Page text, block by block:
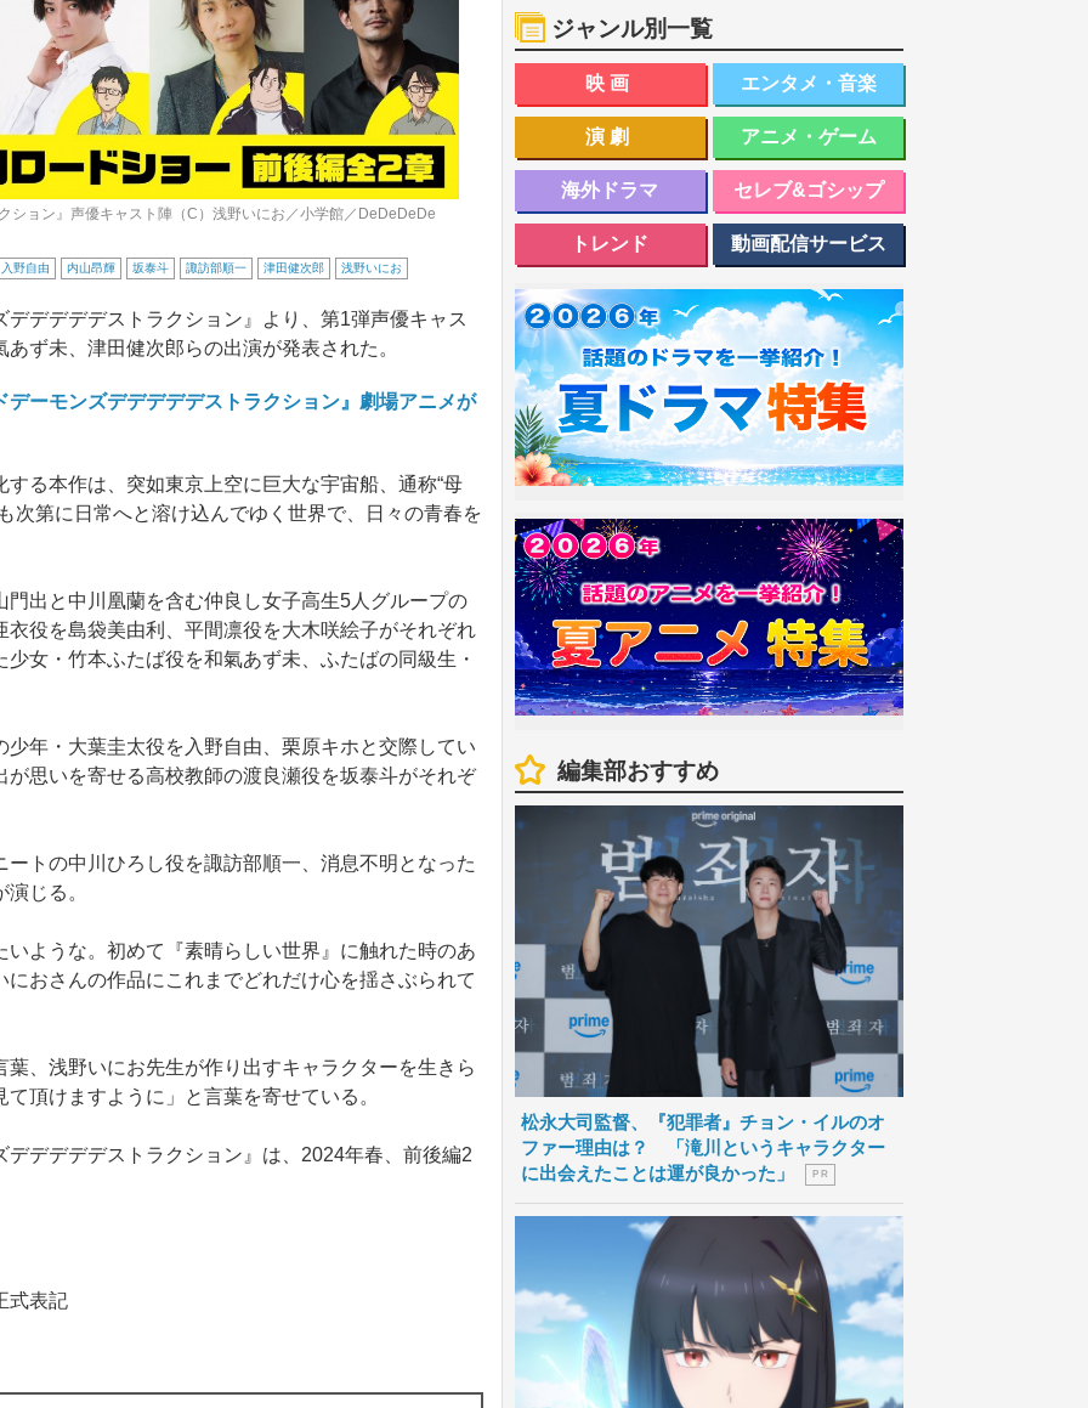
ション』声優キャスト陣（C）浅野いにお／小学館／DeDeDeDe
入野自由 内山昂輝 坂泰斗 諏訪部順一 津田健次郎 浅野いにお
デデデデストラクション』より、第1弾声優キャス
ず未、津田健次郎らの出演が発表された。
ーモンズデデデデデストラクション』劇場アニメが
る本作は、突如東京上空に巨大な宇宙船、通称“母
次第に日常へと溶け込んでゆく世界で、日々の青春を
出と中川凰蘭を含む仲良し女子高生5人グループの
役を島袋美由利、平間凛役を大木咲絵子がそれぞれ
女・竹本ふたば役を和氣あず未、ふたばの同級生・
年・大葉圭太役を入野自由、栗原キホと交際してい
思いを寄せる高校教師の渡良瀬役を坂泰斗がそれぞ
トの中川ひろし役を諏訪部順一、消息不明となった
じる。
ような。初めて『素晴らしい世界』に触れた時のあ
おさんの作品にこれまでどれだけ心を揺さぶられて
、浅野いにお先生が作り出すキャラクターを生きら
頂けますように」と言葉を寄せている。
デデデデストラクション』は、2024年春、前後編2
式表記
ジャンル別一覧
映画 エンタメ・音楽
演劇 アニメ・ゲーム
海外ドラマ セレブ&ゴシップ
トレンド 動画配信サービス
編集部おすすめ
松永大司監督、『犯罪者』チョン・イルのオ
ファー理由は？ 「滝川というキャラクター
に出会えたことは運が良かった」
P R